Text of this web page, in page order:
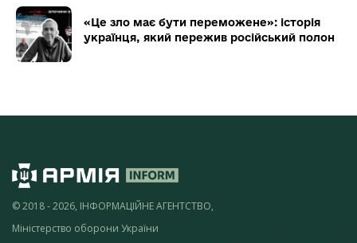
«Це зло має бути переможене»: історія
українця, який пережив російський полон
© 2018 - 2026, ІНФОРМАЦІЙНЕ АГЕНТСТВО,
Міністерство оборони України